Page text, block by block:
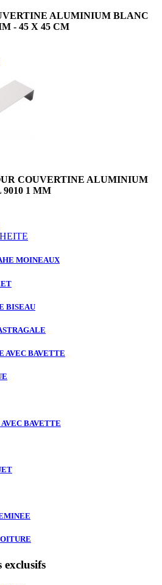
ALUMINIUM BLANC
- 45 X 45 CM
COUVERTINE ALUMINIUM
1 MM
MOINEAUX
BISEAU
AVEC BAVETTE
AVEC BAVETTE
exclusifs